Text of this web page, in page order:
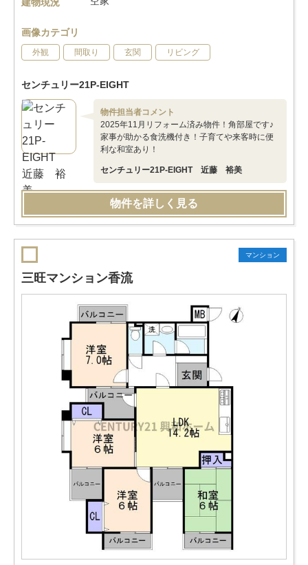
画像カテゴリ
外観 間取り 玄関 リビング
センチュリー21P-EIGHT
物件担当者コメント
2025年11月リフォーム済み物件！角部屋です♪
家事が助かる食洗機付き！子育てや来客時に便
利な和室あり！
センチュリー21P-EIGHT 近藤 裕美
物件を詳しく見る
マンション
三旺マンション香流